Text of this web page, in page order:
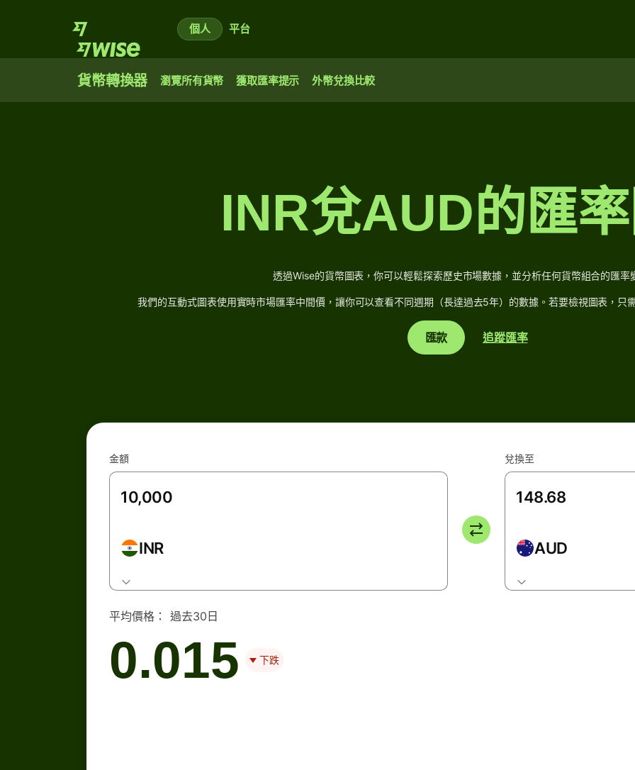
個人 平台
貨幣轉換器 瀏覽所有貨幣 獲取匯率提示 外幣兌換比較
INR兌AUD的匯
透過Wise的貨幣圖表，你可以輕鬆探索歷史市場數據，並分析任何貨幣組合的匯率
我們的互動式圖表使用實時市場匯率中間價，讓你可以查看不同週期（長達過去5年）的數據。若要檢視圖表，只
匯款 追蹤匯率
金額
INR
兌換至
AUD
平均價格： 過去30日
0.015 下跌